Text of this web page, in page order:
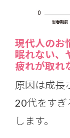
現代人のお
眠れない、
疲れが取れ
原因は成長
20代をすぎ
します。